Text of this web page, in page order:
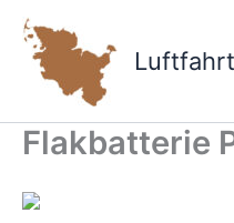
Inhalt
springen
Flakbatterie